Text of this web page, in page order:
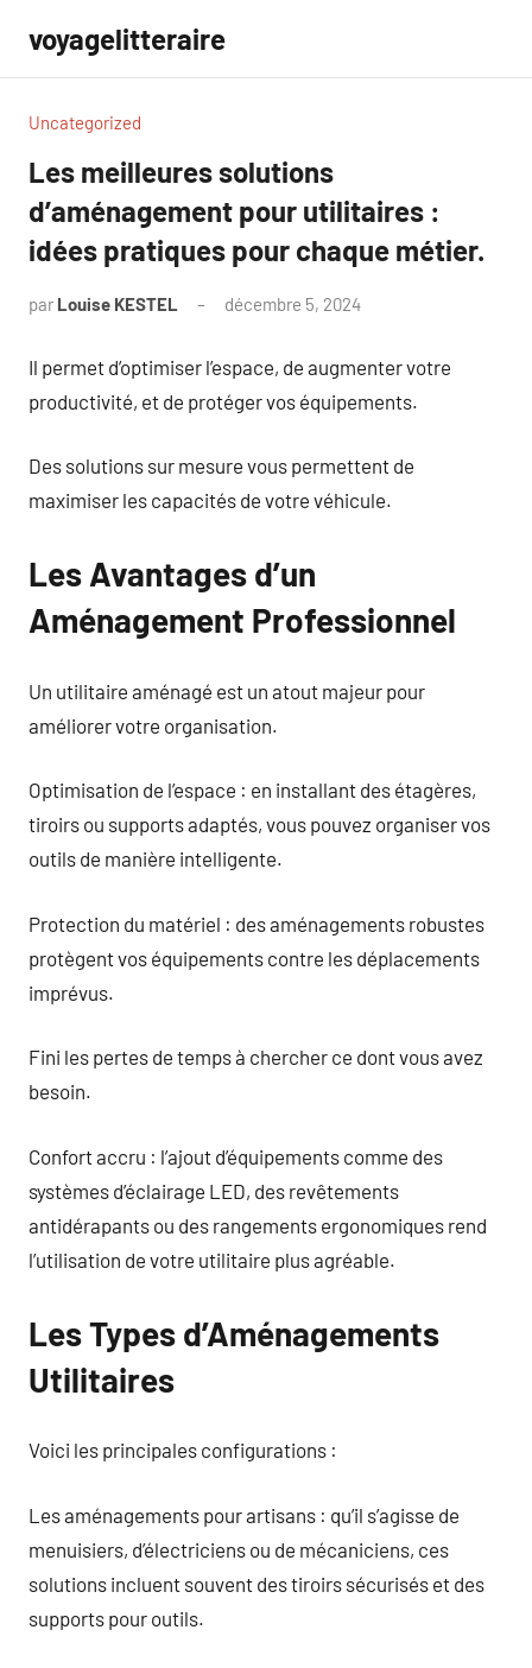
contenu
voyagelitteraire
Uncategorized
Les meilleures solutions
d’aménagement pour utilitaires :
idées pratiques pour chaque métier.
par Louise KESTEL décembre 5, 2024
Il permet d’optimiser l’espace, de augmenter votre
productivité, et de protéger vos équipements.
Des solutions sur mesure vous permettent de
maximiser les capacités de votre véhicule.
Les Avantages d’un
Aménagement Professionnel
Un utilitaire aménagé est un atout majeur pour
améliorer votre organisation.
Optimisation de l’espace : en installant des étagères,
tiroirs ou supports adaptés, vous pouvez organiser vos
outils de manière intelligente.
Protection du matériel : des aménagements robustes
protègent vos équipements contre les déplacements
imprévus.
Fini les pertes de temps à chercher ce dont vous avez
besoin.
Confort accru : l’ajout d’équipements comme des
systèmes d’éclairage LED, des revêtements
antidérapants ou des rangements ergonomiques rend
l’utilisation de votre utilitaire plus agréable.
Les Types d’Aménagements
Utilitaires
Voici les principales configurations :
Les aménagements pour artisans : qu’il s’agisse de
menuisiers, d’électriciens ou de mécaniciens, ces
solutions incluent souvent des tiroirs sécurisés et des
supports pour outils.